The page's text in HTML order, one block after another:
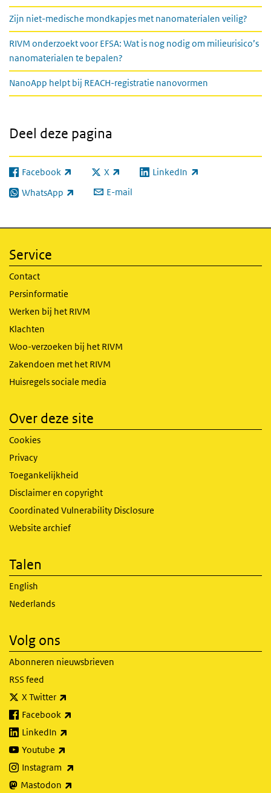
Zijn niet-medische mondkapjes met nanomaterialen veilig?
RIVM onderzoekt voor EFSA: Wat is nog nodig om milieurisico’s
nanomaterialen te bepalen?
NanoApp helpt bij REACH-registratie nanovormen
Deel deze pagina
Facebook
(externe link) X
(externe link) LinkedIn
(externe link)
WhatsApp
(externe link) E-mail
Service
Contact
Persinformatie
Werken bij het RIVM
Klachten
Woo-verzoeken bij het RIVM
Zakendoen met het RIVM
Huisregels sociale media
Over deze site
Cookies
Privacy
Toegankelijkheid
Disclaimer en copyright
Coordinated Vulnerability Disclosure
Website archief
Talen
English
Nederlands
Volg ons
Abonneren nieuwsbrieven
RSS feed
X Twitter
Facebook
LinkedIn
Youtube
Instagram
Mastodon